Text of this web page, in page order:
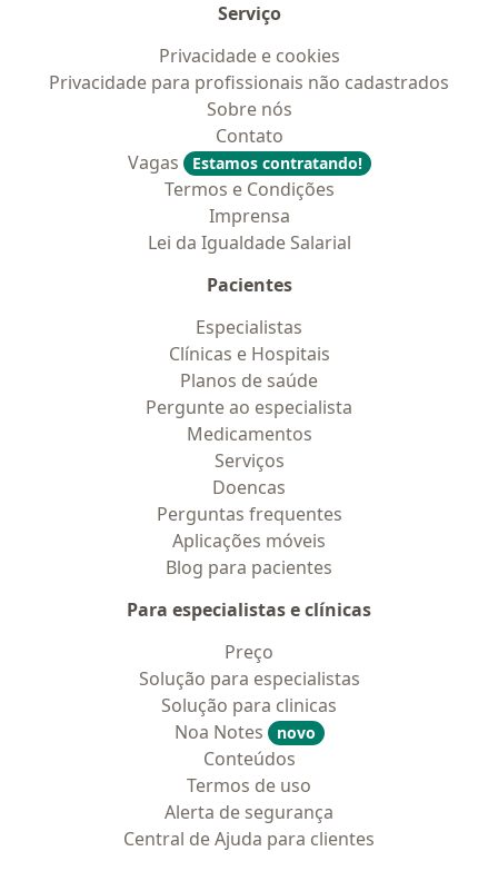
Serviço
Privacidade e cookies
Privacidade para profissionais não cadastrados
Sobre nós
Contato
Vagas
Estamos contratando!
Termos e Condições
Imprensa
Lei da Igualdade Salarial
Pacientes
Especialistas
Clínicas e Hospitais
Planos de saúde
Pergunte ao especialista
Medicamentos
Serviços
Doencas
Perguntas frequentes
Aplicações móveis
Blog para pacientes
Para especialistas e clínicas
Preço
Solução para especialistas
Solução para clinicas
Noa Notes
novo
Conteúdos
Termos de uso
Alerta de segurança
Central de Ajuda para clientes